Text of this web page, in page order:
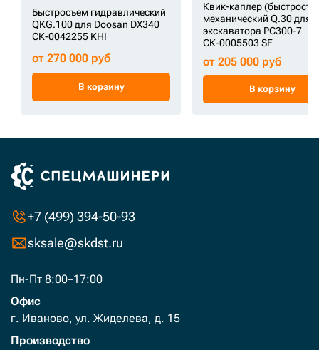
Быстросъем гидравлический
QKG.100 для Doosan DX340
СК-0042255 KHI
от 270 000 руб
В корзину
Квик-каплер
механический Q.30 для
экскаватора PC300-7
СК-0005503 SF
от 205 000 руб
В корзину
+7 (499) 394-50-93
sksale@skdst.ru
Пн-Пт 8:00–17:00
Офис
г. Иваново, ул. Жиделева, д. 15
Производство